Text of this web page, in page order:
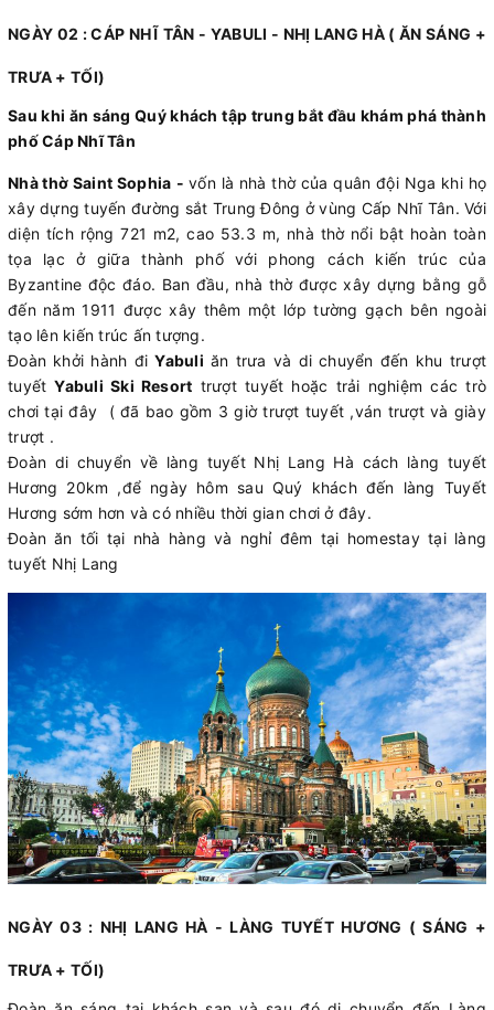
NGÀY 02 : CÁP NHĨ TÂN - YABULI - NHỊ LANG HÀ ( ĂN SÁNG +
TRƯA + TỐI)
Sau khi ăn sáng Quý khách tập trung bắt đầu khám phá thành
phố Cáp Nhĩ Tân
Nhà thờ Saint Sophia -vốn là nhà thờ của quân đội Nga khi họ
xây dựng tuyến đường sắt Trung Đông ở vùng Cấp Nhĩ Tân. Với
diện tích rộng 721 m2, cao 53.3 m, nhà thờ nổi bật hoàn toàn
tọa lạc ở giữa thành phố với phong cách kiến trúc của
Byzantine độc đáo. Ban đầu, nhà thờ được xây dựng bằng gỗ
đến năm 1911 được xây thêm một lớp tường gạch bên ngoài
tạo lên kiến trúc ấn tượng.
Đoàn khởi hành điYabuli ăn trưa và di chuyển đến khu trượt
tuyếtYabuli Ski Resort trượt tuyết hoặc trải nghiệm các trò
chơi tại đây ( đã bao gồm 3 giờ trượt tuyết ,ván trượt và giày
trượt .
Đoàn di chuyển về làng tuyết Nhị Lang Hà cách làng tuyết
Hương 20km ,để ngày hôm sau Quý khách đến làng Tuyết
Hương sớm hơn và có nhiều thời gian chơi ở đây.
Đoàn ăn tối tại nhà hàng và nghỉ đêm tại homestay tại làng
tuyết Nhị Lang
NGÀY 03 : NHỊ LANG HÀ - LÀNG TUYẾT HƯƠNG ( SÁNG +
TRƯA + TỐI)